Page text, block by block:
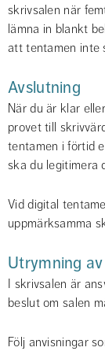
skrivsalen när
lämna in blankt
att tentamen inte
Avslutning
När du är klar
provet till
tentamen i förtid
ska du legitimera
Vid digital
uppmärksamma
Utrymning
I skrivsalen är
beslut om salen
Följ anvisningar